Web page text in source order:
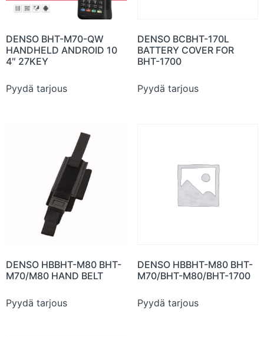
DENSO BHT-M70-QW
HANDHELD ANDROID 10
4″ 27KEY
Pyydä tarjous
DENSO BCBHT-170L
BATTERY COVER FOR
BHT-1700
Pyydä tarjous
DENSO HBBHT-M80 BHT-
M70/M80 HAND BELT
Pyydä tarjous
DENSO HBBHT-M80 BHT-
M70/BHT-M80/BHT-1700
Pyydä tarjous